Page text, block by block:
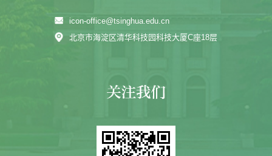
icon-office@tsinghua.edu.cn
北京市海淀区清华科技园科技大厦C座18层